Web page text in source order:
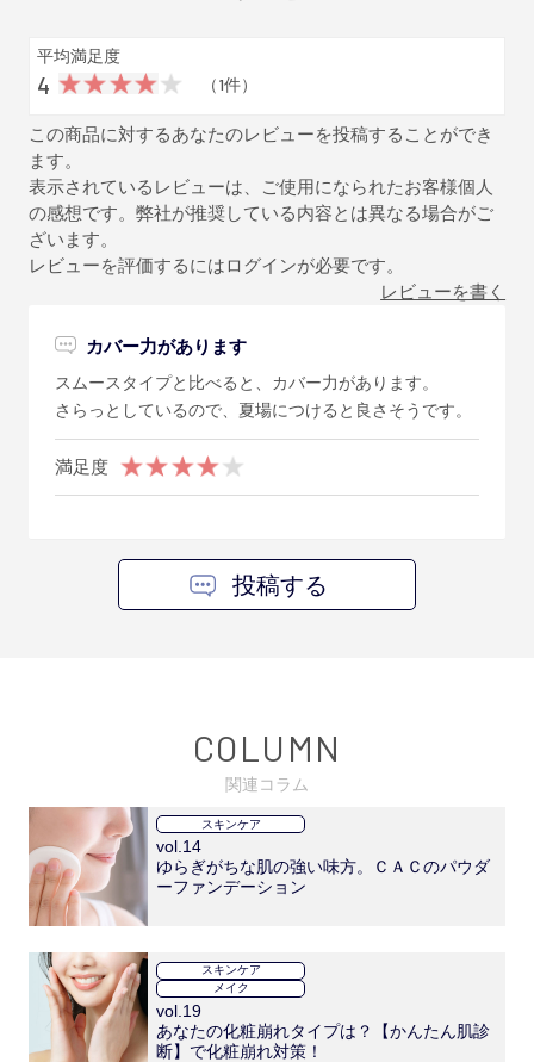
平均満足度
4 （1件）
この商品に対するあなたのレビューを投稿することができ
ます。
表示されているレビューは、ご使用になられたお客様個人
の感想です。弊社が推奨している内容とは異なる場合がご
ざいます。
レビューを評価するにはログインが必要です。
レビューを書く
カバー力があります
スムースタイプと比べると、カバー力があります。
さらっとしているので、夏場につけると良さそうです。
満足度
投稿する
COLUMN
関連コラム
スキンケア
vol.14
ゆらぎがちな肌の強い味方。ＣＡＣのパウダ
ーファンデーション
スキンケア
メイク
vol.19
あなたの化粧崩れタイプは？【かんたん肌診
断】で化粧崩れ対策！